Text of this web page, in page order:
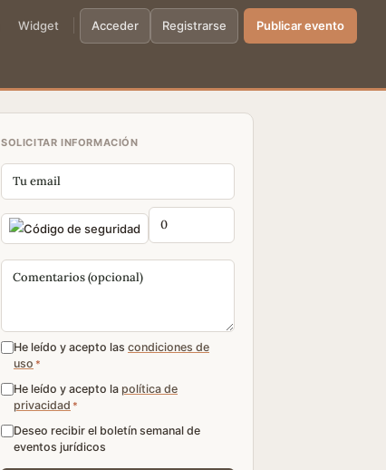
Widget Acceder Registrarse Publicar evento
SOLICITAR INFORMACIÓN
He leído y acepto las condiciones de
uso *
He leído y acepto la política de
privacidad *
Deseo recibir el boletín semanal de
eventos jurídicos